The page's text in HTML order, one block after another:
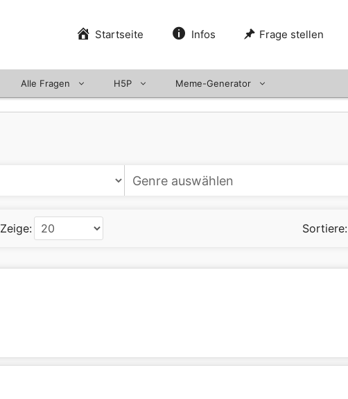
Startseite Infos Frage stellen
Alle Fragen H5P Meme-Generator
Zeige: Sortiere: